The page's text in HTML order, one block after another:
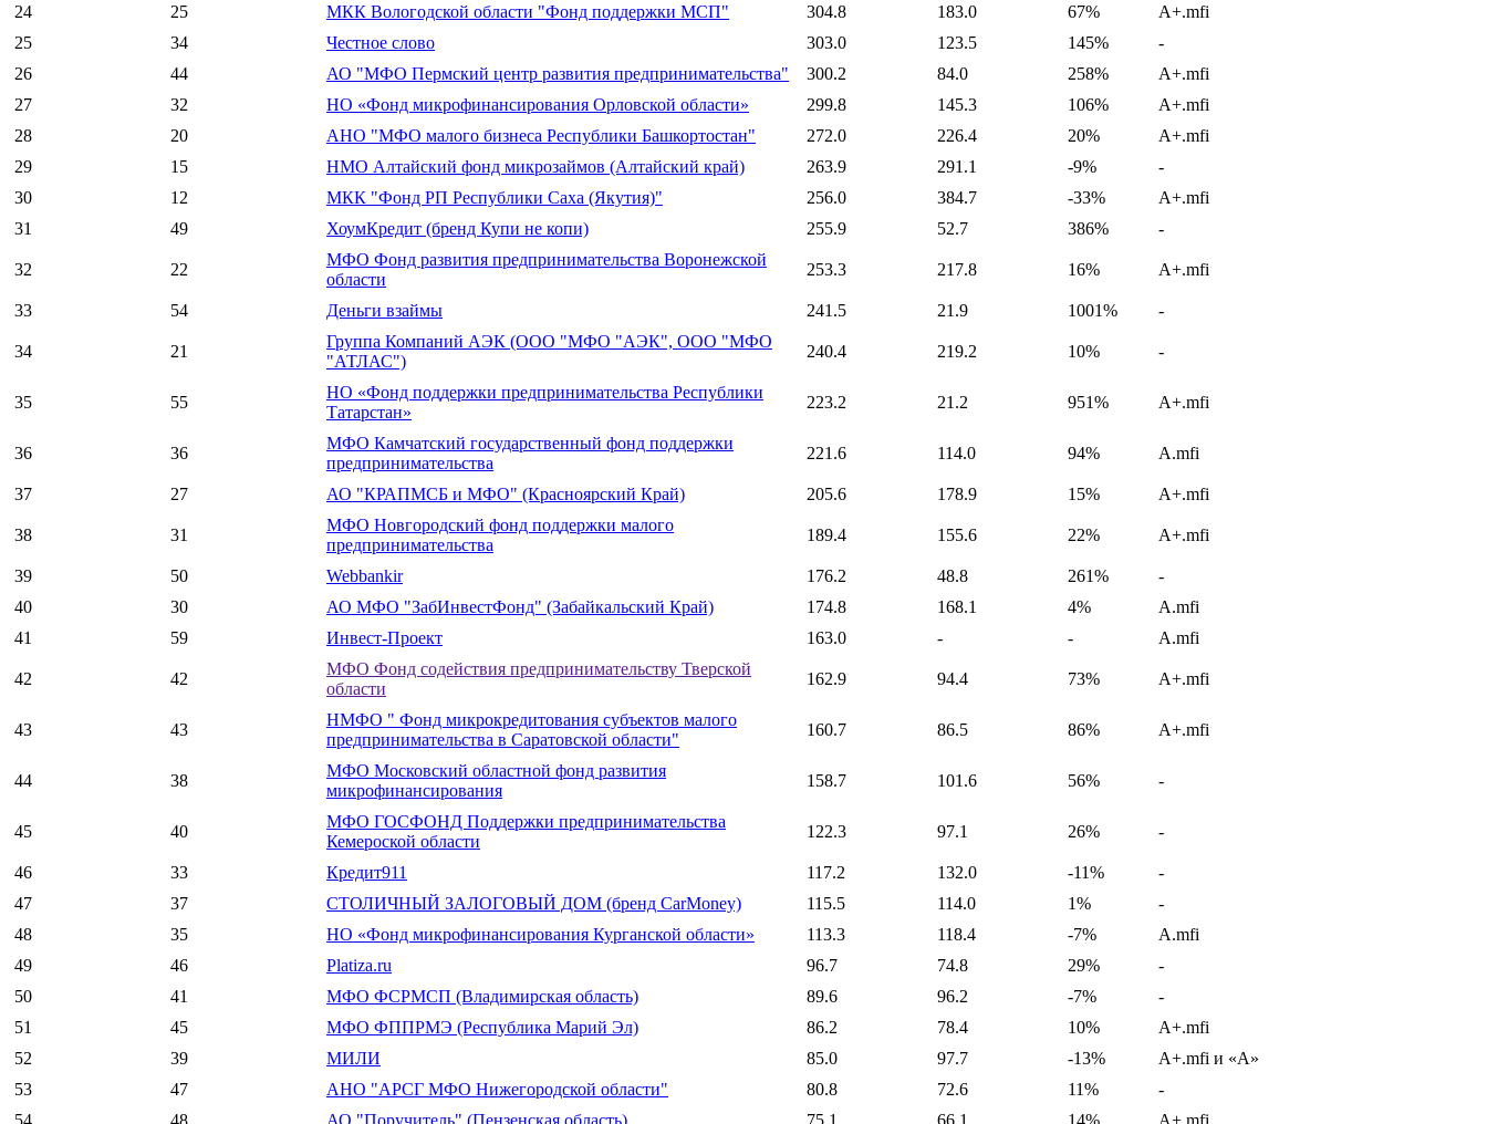
24
25 МКК Вологодской области "Фонд поддержки МСП" 304.8 183.0 67%
A+.mfi
25
34 Честное слово 303.0 123.5 145%
-
26
44 АО "МФО Пермский центр развития предпринимательства" 300.2 84.0 258%
A+.mfi
27
32 НО «Фонд микрофинансирования Орловской области» 299.8 145.3 106%
A+.mfi
28
20 АНО "МФО малого бизнеса Республики Башкортостан" 272.0 226.4 20%
A+.mfi
29
15 НМО Алтайский фонд микрозаймов (Алтайский край) 263.9 291.1 -9%
-
30
12 МКК "Фонд РП Республики Саха (Якутия)" 256.0 384.7 -33%
A+.mfi
31
49 ХоумКредит (бренд Купи не копи) 255.9 52.7 386% -
32 22
МФО Фонд развития предпринимательства Воронежской
области
253.3 217.8 16% A+.mfi
33 54 Деньги взаймы 241.5 21.9 1001% -
34 21
Группа Компаний АЭК (ООО "МФО "АЭК", ООО "МФО
"АТЛАС")
240.4 219.2 10% -
35 55
НО «Фонд поддержки предпринимательства Республики
Татарстан»
223.2 21.2 951% A+.mfi
36 36
МФО Камчатский государственный фонд поддержки
предпринимательства
221.6 114.0 94% A.mfi
37 27 АО "КРАПМСБ и МФО" (Красноярский Край) 205.6 178.9 15% A+.mfi
38 31
МФО Новгородский фонд поддержки малого
предпринимательства
189.4 155.6 22% A+.mfi
39 50 Webbankir 176.2 48.8 261%
-
40
30 АО МФО "ЗабИнвестФонд" (Забайкальский Край) 174.8 168.1 4%
A.mfi
41
59 Инвест-Проект 163.0 - - A.mfi
42 42
МФО Фонд содействия предпринимательству Тверской
области
162.9 94.4 73% A+.mfi
43 43
НМФО " Фонд микрокредитования субъектов малого
предпринимательства в Саратовской области"
160.7 86.5 86% A+.mfi
44 38
МФО Московский областной фонд развития
микрофинансирования
158.7 101.6 56% -
45 40
МФО ГОСФОНД Поддержки предпринимательства
Кемероской области
122.3 97.1 26% -
46 33 Кредит911 117.2 132.0 -11%
-
47
37 СТОЛИЧНЫЙ ЗАЛОГОВЫЙ ДОМ (бренд CarMoney) 115.5 114.0 1%
-
48
35 НО «Фонд микрофинансирования Курганской области» 113.3 118.4 -7%
A.mfi
49
46 Platiza.ru 96.7 74.8 29%
-
50
41 МФО ФСРМСП (Владимирская область) 89.6 96.2 -7%
-
51
45 МФО ФППРМЭ (Республика Марий Эл) 86.2 78.4 10%
A+.mfi
52
39 МИЛИ 85.0 97.7 -13%
A+.mfi и «А»
53
47 АНО "АРСГ МФО Нижегородской области" 80.8 72.6 11%
-
54
48 АО "Поручитель" (Пензенская область) 75.1 66.1 14% A+.mfi